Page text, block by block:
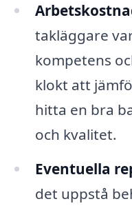
takläggare
kompetens
klokt att
hitta en bra
och kvalitet.
Eventuella
det uppstå